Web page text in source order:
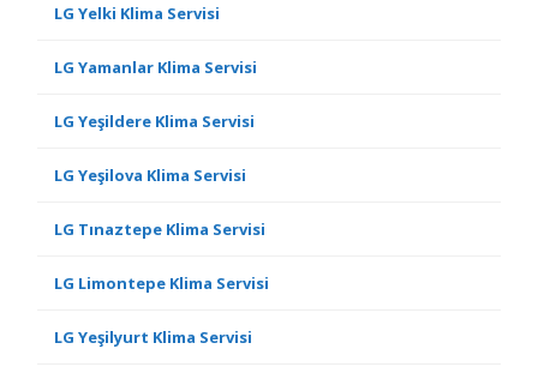
LG Yelki Klima Servisi
LG Yamanlar Klima Servisi
LG Yeşildere Klima Servisi
LG Yeşilova Klima Servisi
LG Tınaztepe Klima Servisi
LG Limontepe Klima Servisi
LG Yeşilyurt Klima Servisi